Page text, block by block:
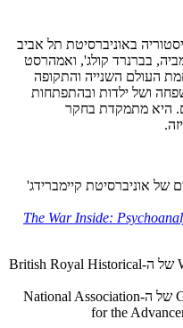
באוניברסיטת תל אביב
בברנרד קולג', ואמהרסט
העולם השנייה והתקופה
ושל ילדות ובהתפתחות
היא מתמקדת בחקר
אוניברסיטת קיימברידג'
The War Inside:
פיינליסט ל-Whitfield Book Prize של ה-British Royal Historical
פיינליסט ל-Gradiva Book Award של ה-National Association
for the